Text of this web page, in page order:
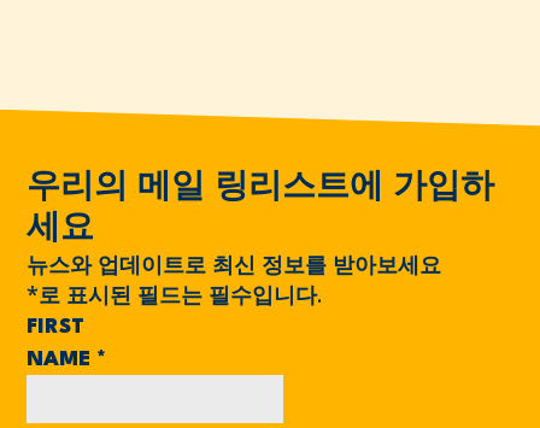
우리의 메일 링리스트에 가입하
세요
뉴스와 업데이트로 최신 정보를 받아보세요
*로 표시된 필드는 필수입니다.
FIRST
NAME *